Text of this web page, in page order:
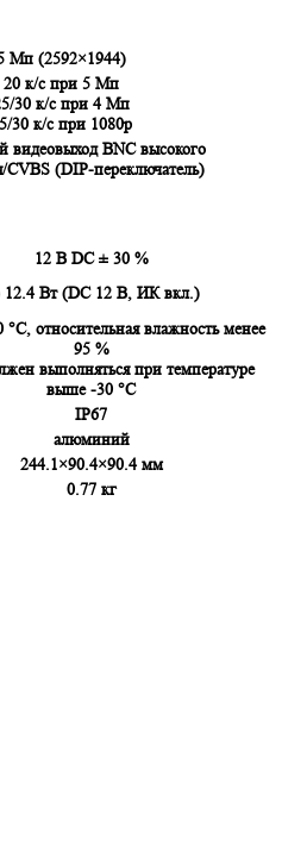
Мп (2592×1944)
20 к/с при 5 Мп
30 к/с при 4 Мп
30 к/с при 1080p
видеовыход BNC высокого
CVBS (DIP-переключатель)
12 В DC ± 30 %
12.4 Вт (DC 12 В, ИК вкл.)
относительная влажность менее
95 %
выполняться при температуре
выше -30 °C
IP67
алюминий
244.1×90.4×90.4 мм
0.77 кг